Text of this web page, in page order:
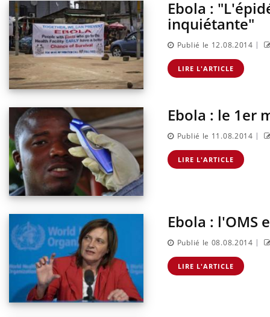
Ebola :
inquiétante"
Publié le 12.08.2014 |
LIRE L'ARTICLE
Ebola : le 1er
Publié le 11.08.2014 |
LIRE L'ARTICLE
Ebola : l'OMS
Publié le 08.08.2014 |
LIRE L'ARTICLE